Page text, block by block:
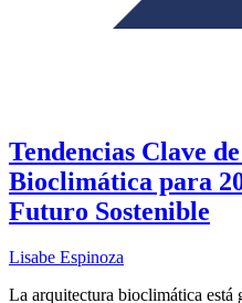
Tendencias Clave
Bioclimática para
Futuro Sostenible
Lisabe Espinoza
La arquitectura bioclimática está